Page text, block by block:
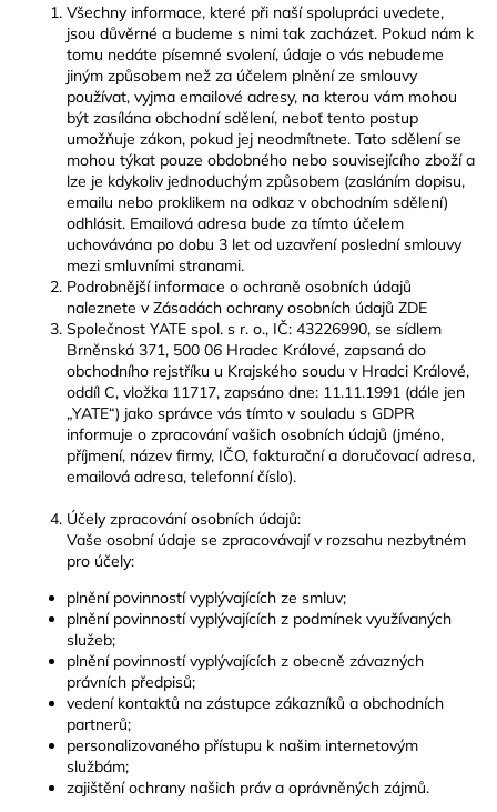
Všechny informace, které při naší spolupráci uvedete,
jsou důvěrné a budeme s nimi tak zacházet. Pokud nám k
tomu nedáte písemné svolení, údaje o vás nebudeme
jiným způsobem než za účelem plnění ze smlouvy
používat, vyjma emailové adresy, na kterou vám mohou
být zasílána obchodní sdělení, neboť tento postup
umožňuje zákon, pokud jej neodmítnete. Tato sdělení se
mohou týkat pouze obdobného nebo souvisejícího zboží a
lze je kdykoliv jednoduchým způsobem (zasláním dopisu,
emailu nebo proklikem na odkaz v obchodním sdělení)
odhlásit. Emailová adresa bude za tímto účelem
uchovávána po dobu 3 let od uzavření poslední smlouvy
mezi smluvními stranami.
Podrobnější informace o ochraně osobních údajů
naleznete v Zásadách ochrany osobních údajů ZDE
Společnost YATE spol. s r. o., IČ: 43226990, se sídlem
Brněnská 371, 500 06 Hradec Králové, zapsaná do
obchodního rejstříku u Krajského soudu v Hradci Králové,
oddíl C, vložka 11717, zapsáno dne: 11.11.1991 (dále jen
„YATE“) jako správce vás tímto v souladu s GDPR
informuje o zpracování vašich osobních údajů (jméno,
příjmení, název firmy, IČO, fakturační a doručovací adresa,
emailová adresa, telefonní číslo).
Účely zpracování osobních údajů:
Vaše osobní údaje se zpracovávají v rozsahu nezbytném
pro účely:
plnění povinností vyplývajících ze smluv;
plnění povinností vyplývajících z podmínek využívaných
služeb;
plnění povinností vyplývajících z obecně závazných
právních předpisů;
vedení kontaktů na zástupce zákazníků a obchodních
partnerů;
personalizovaného přístupu k našim internetovým
službám;
zajištění ochrany našich práv a oprávněných zájmů.